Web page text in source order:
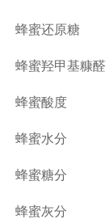
蜂蜜还原糖
蜂蜜羟甲基糠醛
蜂蜜酸度
蜂蜜水分
蜂蜜糖分
蜂蜜灰分